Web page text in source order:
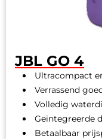
JBL GO 4
Ultracompact
Verrassend
Volledig
Geïntegreerde
Betaalbaar